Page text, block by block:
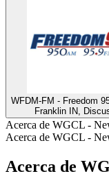
WFDM-FM - Freedom
Franklin IN,
Acerca de WGCL -
Acerca de WGCL -
Acerca de